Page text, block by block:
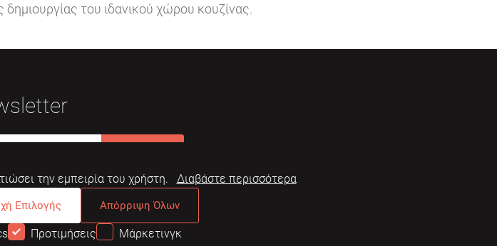
του ιδανικού χώρου κουζίνας.
την εμπειρία του χρήστη. Διαβάστε περισσότερα
Επιλογής Απόρριψη Όλων
Προτιμήσεις Μάρκετινγκ